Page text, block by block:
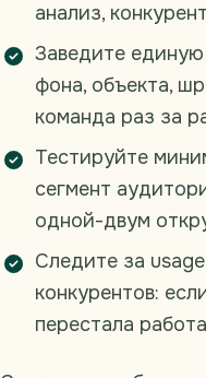
анализ,
Заведите
фона, объекта,
команда раз за
Тестируйте
сегмент
одной-двум
Следите за
конкурентов:
перестала